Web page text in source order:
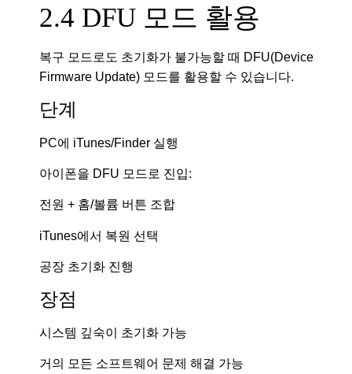
2.4 DFU 모드 활용
복구 모드로도 초기화가 불가능할 때 DFU(Device
Firmware Update) 모드를 활용할 수 있습니다.
단계
PC에 iTunes/Finder 실행
아이폰을 DFU 모드로 진입:
전원 + 홈/볼륨 버튼 조합
iTunes에서 복원 선택
공장 초기화 진행
장점
시스템 깊숙이 초기화 가능
거의 모든 소프트웨어 문제 해결 가능